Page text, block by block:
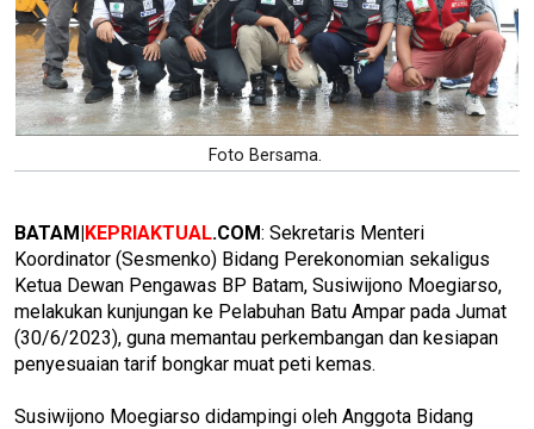
Foto Bersama.
BATAM|KEPRIAKTUAL.COM: Sekretaris Menteri
Koordinator (Sesmenko) Bidang Perekonomian sekaligus
Ketua Dewan Pengawas BP Batam, Susiwijono Moegiarso,
melakukan kunjungan ke Pelabuhan Batu Ampar pada Jumat
(30/6/2023), guna memantau perkembangan dan kesiapan
penyesuaian tarif bongkar muat peti kemas.
Susiwijono Moegiarso didampingi oleh Anggota Bidang